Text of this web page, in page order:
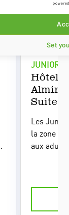
JUNIOR
Hôtel
Suite
Les
la zone
aux
balcon,
jardins, la
Set